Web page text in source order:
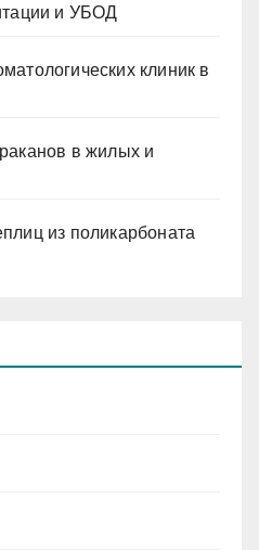
и УБОД
клиник в
в жилых и
из поликарбоната